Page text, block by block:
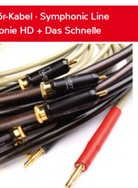
Kabel · Symphonic Line
HD + Das Schnelle